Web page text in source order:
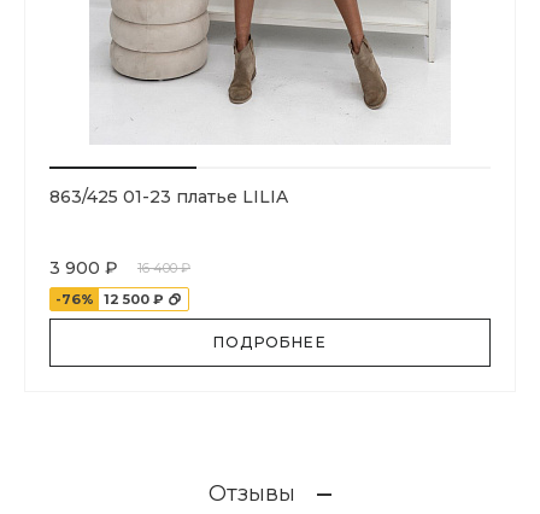
863/425 01-23 платье LILIA
3 900 ₽
16 400 ₽
-76%
12 500 ₽
ПОДРОБНЕЕ
Отзывы